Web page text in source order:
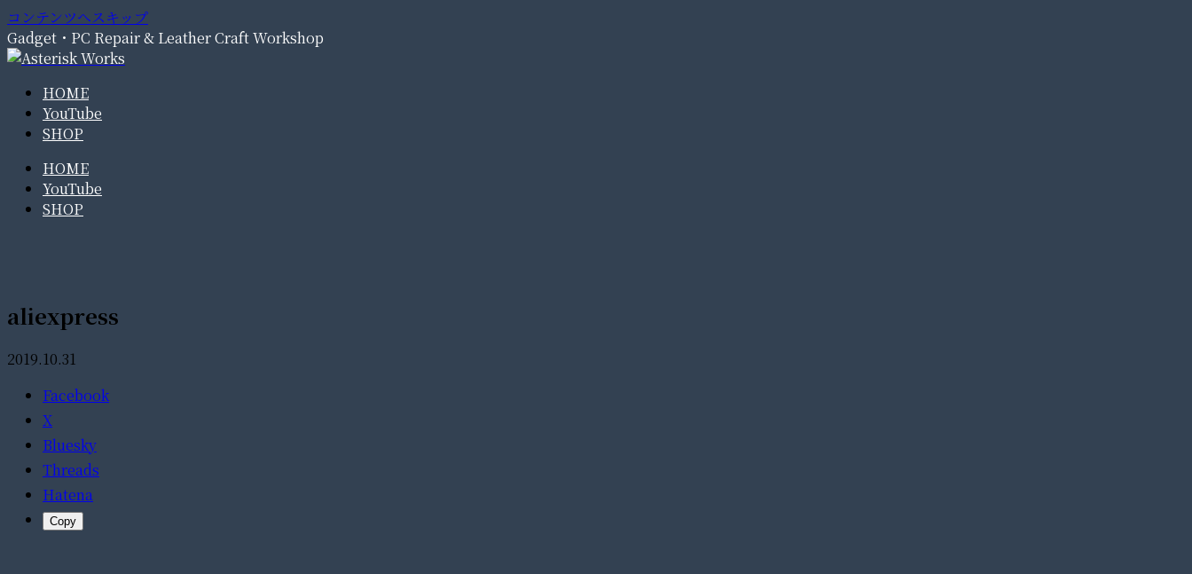
コンテンツへスキップ
Gadget・PC Repair & Leather Craft Workshop
HOME
YouTube
SHOP
HOME
YouTube
SHOP
aliexpress
2019.10.31
Facebook
X
Bluesky
Threads
Hatena
Copy